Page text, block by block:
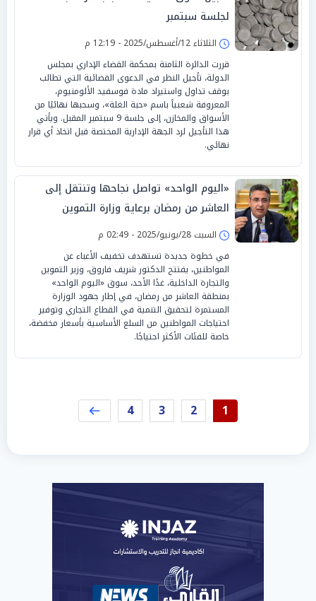
لجلسة سبتمبر
الثلاثاء 12/أغسطس/2025 - 12:19 م
قررت الدائرة الثامنة بمحكمة القضاء الإداري بمجلس
الدولة، تأجيل النظر في الدعوى القضائية التي تطالب
بوقف تداول واستيراد مادة فوسفيد الألومنيوم،
المعروفة شعبياً باسم «حبة الغلة»، وسحبها نهائيًا من
الأسواق والمخازن، إلى جلسة 9 سبتمبر المقبل. ويأتي
هذا التأجيل لرد الجهة الإدارية المختصة قبل اتخاذ أي قرار
نهائي.
«اليوم الواحد» تواصل نجاحها وتنتقل إلى
العاشر من رمضان برعاية وزارة التموين
السبت 28/يونيو/2025 - 02:49 م
في خطوة جديدة تستهدف تخفيف الأعباء عن
المواطنين، يفتتح الدكتور شريف فاروق، وزير التموين
والتجارة الداخلية، غدًا الأحد، سوق «اليوم الواحد»
بمنطقة العاشر من رمضان، في إطار جهود الوزارة
المستمرة لتحقيق التنمية في القطاع التجاري وتوفير
احتياجات المواطنين من السلع الأساسية بأسعار مخفضة،
خاصة للفئات الأكثر احتياجًا.
1
2
3
4